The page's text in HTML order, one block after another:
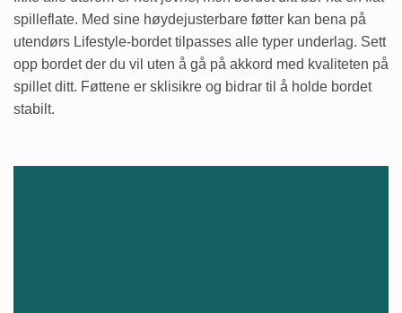
spilleflate. Med sine høydejusterbare føtter kan bena på
utendørs Lifestyle-bordet tilpasses alle typer underlag. Sett
opp bordet der du vil uten å gå på akkord med kvaliteten på
spillet ditt. Føttene er sklisikre og bidrar til å holde bordet
stabilt.